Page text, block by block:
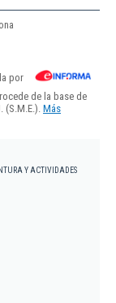
por
de la base de
(S.M.E.). Más
Y ACTIVIDADES